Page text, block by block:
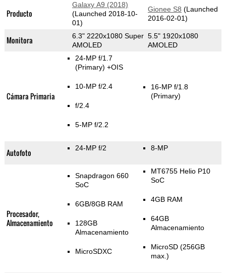
Producto
Galaxy A9 (2018)
(Launched 2018-10-
01)
Gionee S8 (Launched
2016-02-01)
Monitora
6.3" 2220x1080 Super
AMOLED
5.5" 1920x1080
AMOLED
Cámara Primaria
24-MP f/1.7
(Primary) +OIS
10-MP f/2.4
f/2.4
5-MP f/2.2
16-MP f/1.8
(Primary)
Autofoto 24-MP f/2 8-MP
Procesador,
Almacenamiento
Snapdragon 660
SoC
6GB/8GB RAM
128GB
Almacenamiento
MicroSDXC
MT6755 Helio P10
SoC
4GB RAM
64GB
Almacenamiento
MicroSD (256GB
max.)